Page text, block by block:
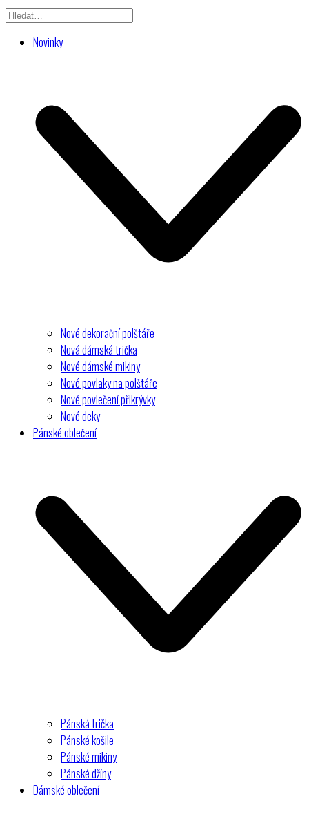
Novinky
Nové dekorační polštáře
Nová dámská trička
Nové dámské mikiny
Nové povlaky na polštáře
Nové povlečení přikrývky
Nové deky
Pánské oblečení
Pánská trička
Pánské košile
Pánské mikiny
Pánské džíny
Dámské oblečení